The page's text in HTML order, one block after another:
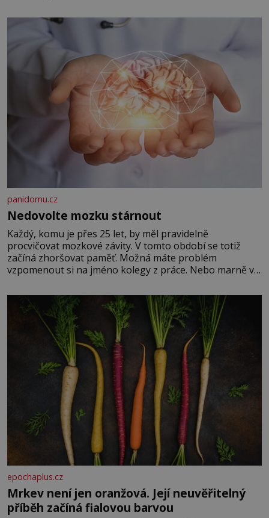
panidomu.cz
Nedovolte mozku stárnout
Každý, komu je přes 25 let, by měl pravidelně
procvičovat mozkové závity. V tomto období se totiž
začíná zhoršovat paměť. Možná máte problém
vzpomenout si na jméno kolegy z práce. Nebo marně v
Je to opravdu tak, s věkem jako kdyby se paměť
rozhodla stávkovat. Cvičte
epochaplus.cz
Mrkev není jen oranžová. Její neuvěřitelný
příběh začíná fialovou barvou